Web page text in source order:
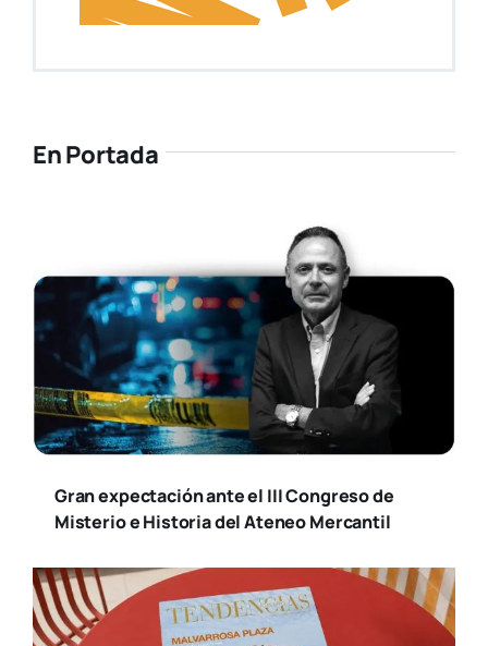
En Portada
Gran expectación ante el III Congreso de
Misterio e Historia del Ateneo Mercantil